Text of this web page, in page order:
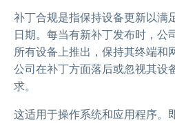
补丁合规是指保持设备更新以满
日期。每当有新补丁发布时，公
所有设备上推出，保持其终端和
公司在补丁方面落后或忽视其设
求。
这适用于操作系统和应用程序。